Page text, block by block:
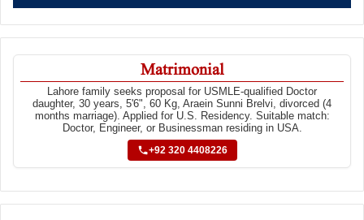
Matrimonial
Lahore family seeks proposal for USMLE-qualified Doctor
daughter, 30 years, 5'6", 60 Kg, Araein Sunni Brelvi, divorced (4
months marriage). Applied for U.S. Residency. Suitable match:
Doctor, Engineer, or Businessman residing in USA.
+92 320 4408226